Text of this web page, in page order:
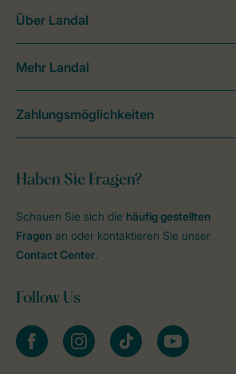
Haben Sie Fragen?
Schauen Sie sich die häufig gestellten
Fragen an oder kontaktieren Sie unser
Contact Center.
Follow Us
facebookinstagramtiktok youtube
Über Landal
Mehr Landal
Zahlungsmöglichkeiten